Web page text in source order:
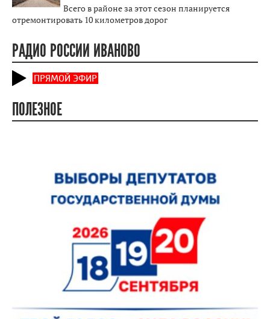
Всего в районе за этот сезон планируется
отремонтировать 10 километров дорог
РАДИО РОССИИ ИВАНОВО
ПРЯМОЙ ЭФИР
ПОЛЕЗНОЕ